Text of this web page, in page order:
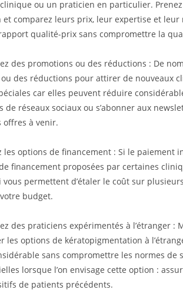
ou un praticien en particulier.
et comparez leurs prix, leur expertise et
qualité-prix sans compromettre la
des promotions ou des réductions : De
des réductions pour attirer de nouveaux
car elles peuvent réduire
de réseaux sociaux ou s’abonner aux
offres à venir.
les options de financement : Si le
financement proposées par certaines
permettent d’étaler le coût sur
budget.
des praticiens expérimentés à l’étranger
les options de kératopigmentation à
sans compromettre les normes
lorsque l’on envisage cette option :
de patients précédents.